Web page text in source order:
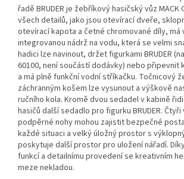
řadě BRUDER je žebříkový hasičský vůz MACK
všech detailů, jako jsou otevírací dveře,
otevírací kapota a četné chromované díly, má
integrovanou nádrž na vodu, která se velmi
hadici lze navinout, držet figurkami BRUDER
60100, není součástí dodávky) nebo připevnit
a má plně funkční vodní stříkačku. Točnicový
záchranným košem lze vysunout a výškově
ručního kola. Kromě dvou sedadel v kabině
hasičů další sedadlo pro figurku BRUDER. Čtyři
podpěrné nohy mohou zajistit bezpečné
každé situaci a velký úložný prostor s
poskytuje další prostor pro uložení nářadí.
funkcí a detailnímu provedení se kreativním
meze nekladou.